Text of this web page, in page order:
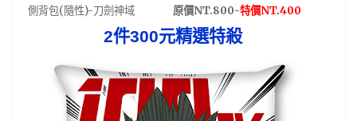
側背包( 隨性)-刀劍神域 原價NT.800-特價NT.400
2件300元精選特殺